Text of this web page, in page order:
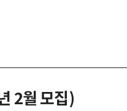
2월 모집)